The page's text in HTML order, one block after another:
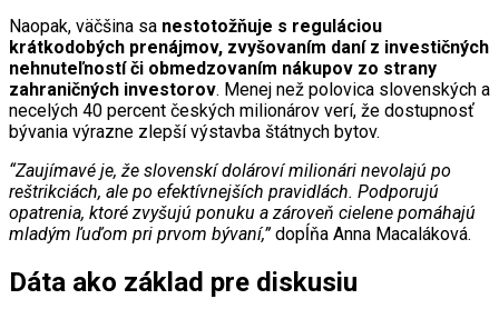
Naopak, väčšina sa nestotožňuje s reguláciou
krátkodobých prenájmov, zvyšovaním daní z investičných
nehnuteľností či obmedzovaním nákupov zo strany
zahraničných investorov. Menej než polovica slovenských a
necelých 40 percent českých milionárov verí, že dostupnosť
bývania výrazne zlepší výstavba štátnych bytov.
“Zaujímavé je, že slovenskí dolároví milionári nevolajú po
reštrikciách, ale po efektívnejších pravidlách. Podporujú
opatrenia, ktoré zvyšujú ponuku a zároveň cielene pomáhajú
mladým ľuďom pri prvom bývaní,”dopĺňa Anna Macaláková.
Dáta ako základ pre diskusiu